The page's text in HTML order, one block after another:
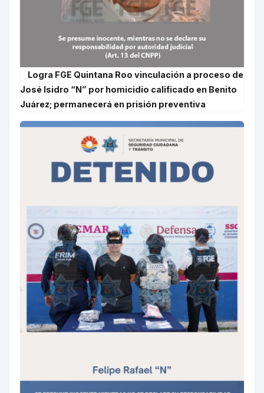
Logra FGE Quintana Roo vinculación a proceso de
José Isidro “N” por homicidio calificado en Benito
Juárez; permanecerá en prisión preventiva